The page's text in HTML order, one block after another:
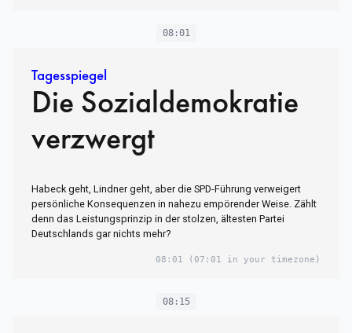
08:01
Tagesspiegel
Die Sozialdemokratie
verzwergt
Habeck geht, Lindner geht, aber die SPD-Führung verweigert
persönliche Konsequenzen in nahezu empörender Weise. Zählt
denn das Leistungsprinzip in der stolzen, ältesten Partei
Deutschlands gar nichts mehr?
08:01 (07:01 in your timezone)
08:15